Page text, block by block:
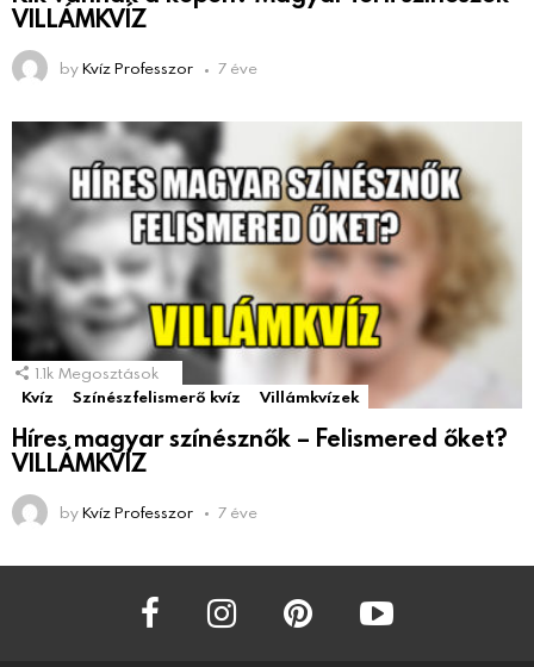
VILLÁMKVÍZ
byKvíz Professzor 7 éve
1.1k Megosztások
Kvíz
Színészfelismerő kvíz Villámkvízek
Híres magyar színésznők – Felismered őket?
VILLÁMKVÍZ
byKvíz Professzor 7 éve
facebook instagram